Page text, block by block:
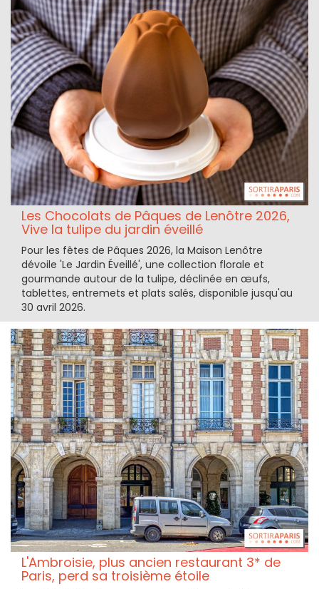
Les Chocolats de Pâques de Lenôtre 2026,
Vive la tulipe du jardin éveillé
Pour les fêtes de Pâques 2026, la Maison Lenôtre
dévoile 'Le Jardin Éveillé', une collection florale et
gourmande autour de la tulipe, déclinée en œufs,
tablettes, entremets et plats salés, disponible jusqu'au
30 avril 2026.
L'Ambroisie, plus ancien restaurant 3* de
Paris, perd sa troisième étoile